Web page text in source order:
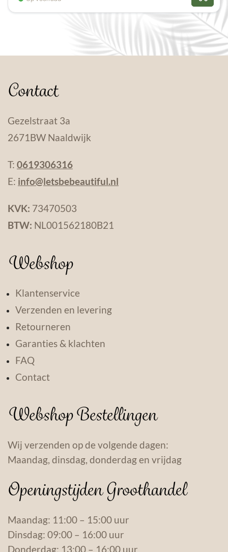
Contact
Gezelstraat 3a
2671BW Naaldwijk
T: 0619306316
E: info@letsbebeautiful.nl
KVK: 73470503
BTW: NL001562180B21
Webshop
Klantenservice
Verzenden en levering
Retourneren
Garanties & klachten
FAQ
Contact
Webshop Bestellingen
Wij verzenden op de volgende dagen:
Maandag, dinsdag, donderdag en vrijdag
Openingstijden Groothandel
Maandag: 11:00 – 15:00 uur
Dinsdag: 09:00 – 16:00 uur
Donderdag: 13:00 – 16:00 uur